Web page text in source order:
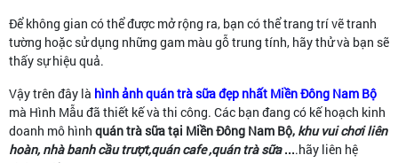
Để không gian có thể được mở rộng ra, bạn có thể trang trí vẽ tranh
tường hoặc sử dụng những gam màu gỗ trung tính, hãy thử và bạn sẽ
thấy sự hiệu quả.
Vậy trên đây là hình ảnh quán trà sữa đẹp nhất Miền Đông Nam Bộ
mà Hình Mẫu đã thiết kế và thi công. Các bạn đang có kế hoạch kinh
doanh mô hình quán trà sữa tại Miền Đông Nam Bộ, khu vui chơi liên
hoàn, nhà banh cầu trượt,quán cafe ,quán trà sữa....hãy liên hệ